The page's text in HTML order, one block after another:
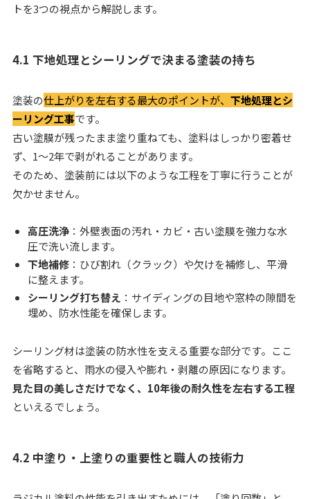
トを3つの視点から解説します。
4.1 下地処理とシーリングで決まる塗装の持ち
塗装の仕上がりを左右する最大のポイントが、 下地処理とシ
ーリング工事です。
古い塗膜が残ったまま塗り重ねても、塗料はしっかり密着せ
ず、1〜2年で剥がれることがあります。
そのため、塗装前には以下のような工程を丁寧に行うことが
欠かせません。
高圧洗浄 ：外壁表面の汚れ・カビ・古い塗膜を強力な水
圧で洗い流します。
下地補修 ：ひび割れ（クラック）や欠けを補修し、平滑
に整えます。
シーリング打ち替え ：サイディングの目地や窓枠の隙間を
埋め、防水性能を確保します。
シーリング材は塗装の防水性を支える重要な部分です。ここ
を省略すると、雨水の侵入や膨れ・剥離の原因になります。
見た目の美しさだけでなく、10年後の耐久性を左右する工程
といえるでしょう。
4.2 中塗り・上塗りの重要性と職人の技術力